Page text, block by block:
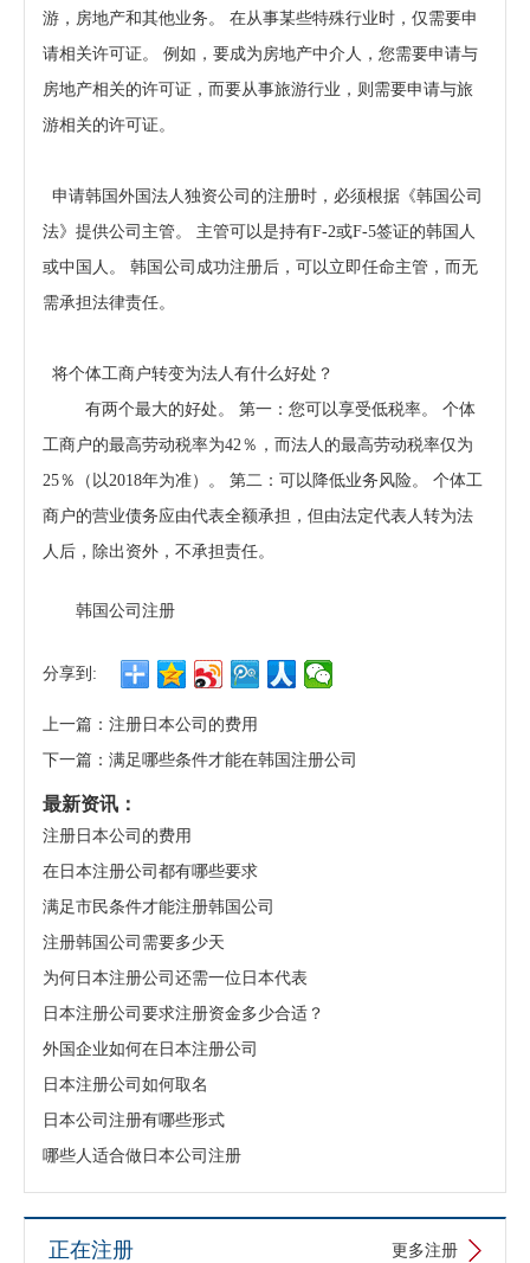
游，房地产和其他业务。 在从事某些特殊行业时，仅需要申
请相关许可证。 例如，要成为房地产中介人，您需要申请与
房地产相关的许可证，而要从事旅游行业，则需要申请与旅
游相关的许可证。
申请韩国外国法人独资公司的注册时，必须根据《韩国公司
法》提供公司主管。 主管可以是持有F-2或F-5签证的韩国人
或中国人。 韩国公司成功注册后，可以立即任命主管，而无
需承担法律责任。
将个体工商户转变为法人有什么好处？
有两个最大的好处。 第一：您可以享受低税率。 个体
工商户的最高劳动税率为42％，而法人的最高劳动税率仅为
25％（以2018年为准）。 第二：可以降低业务风险。 个体工
商户的营业债务应由代表全额承担，但由法定代表人转为法
人后，除出资外，不承担责任。
韩国公司注册
分享到:
上一篇：注册日本公司的费用
下一篇：满足哪些条件才能在韩国注册公司
最新资讯：
注册日本公司的费用
在日本注册公司都有哪些要求
满足市民条件才能注册韩国公司​
注册韩国公司需要多少天
为何日本注册公司还需一位日本代表
日本注册公司要求注册资金多少合适？
外国企业如何在日本注册公司
日本注册公司​如何取名
日本公司注册有哪些形式
哪些人适合做日本公司注册​
正在注册 更多注册
发及销售，注册资金100万人民币